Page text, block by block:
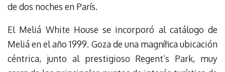
de dos noches en París.
El Meliá White House se incorporó al catálogo de
Meliá en el año 1999. Goza de una magnífica ubicación
céntrica, junto al prestigioso Regent’s Park, muy